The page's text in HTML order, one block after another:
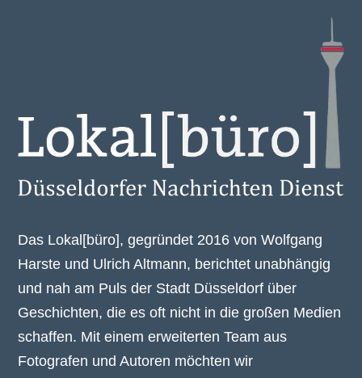
Das Lokal[büro], gegründet 2016 von Wolfgang
Harste und Ulrich Altmann, berichtet unabhängig
und nah am Puls der Stadt Düsseldorf über
Geschichten, die es oft nicht in die großen Medien
schaffen. Mit einem erweiterten Team aus
Fotografen und Autoren möchten wir